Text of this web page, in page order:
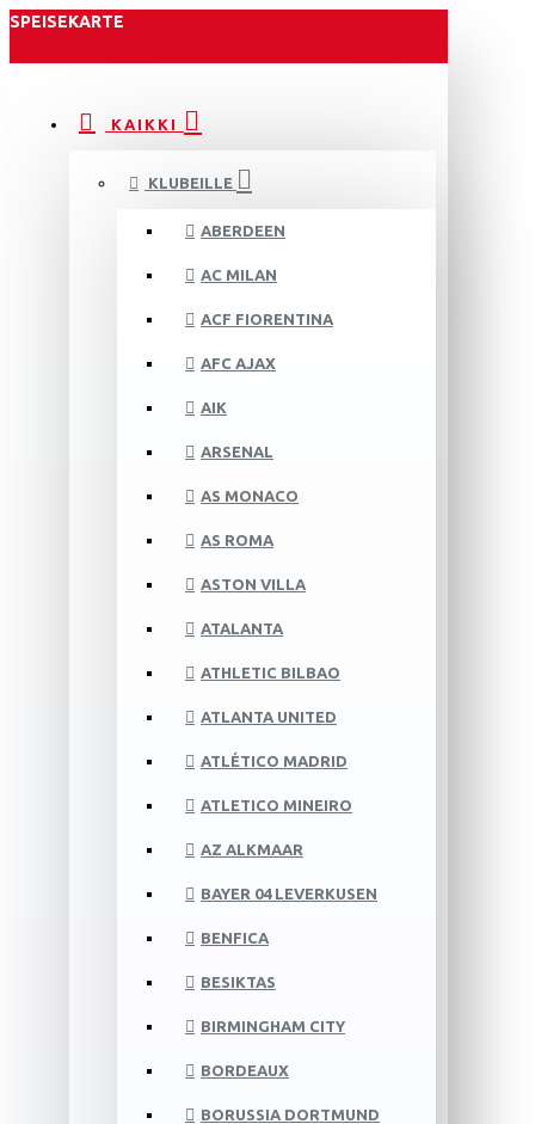
SPEISEKARTE
KAIKKI
KLUBEILLE
ABERDEEN
AC MILAN
ACF FIORENTINA
AFC AJAX
AIK
ARSENAL
AS MONACO
AS ROMA
ASTON VILLA
ATALANTA
ATHLETIC BILBAO
ATLANTA UNITED
ATLÉTICO MADRID
ATLETICO MINEIRO
AZ ALKMAAR
BAYER 04 LEVERKUSEN
BENFICA
BESIKTAS
BIRMINGHAM CITY
BORDEAUX
BORUSSIA DORTMUND